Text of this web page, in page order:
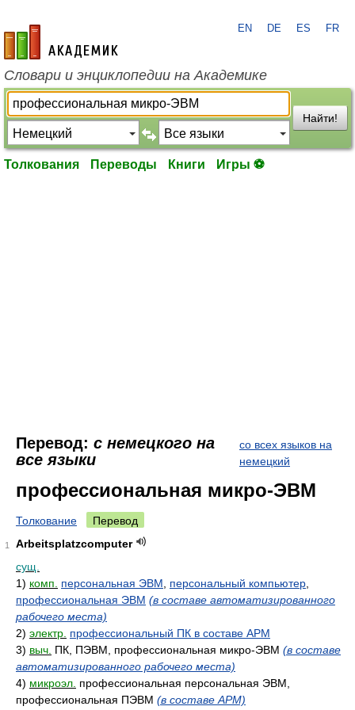
academic.ru
EN DE ES FR
Словари и энциклопедии на Академике
Найти!
Толкования Переводы Книги Игры ⚽
Перевод: с немецкого на
все языки
со всех языков на
немецкий
профессиональная микро-ЭВМ
Толкование Перевод
1
Arbeitsplatzcomputer
сущ.
1) комп. персональная ЭВМ персональный компьютер
профессиональная ЭВМ (в составе автоматизированного
рабочего места)
2) электр. профессиональный ПК в составе АРМ
3) выч. ПК, ПЭВМ, профессиональная микро-ЭВМ (в составе
автоматизированного рабочего места)
4) микроэл. профессиональная персональная ЭВМ,
профессиональная ПЭВМ (в составе АРМ)